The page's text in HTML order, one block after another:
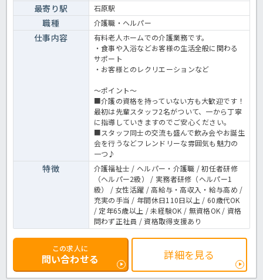
最寄り駅 石原駅
職種 介護職・ヘルパー
仕事内容
有料老人ホームでの介護業務です。
・食事や入浴などお客様の生活全般に関わる
サポート
・お客様とのレクリエーションなど
～ポイント～
■介護の資格を持っていない方も大歓迎です！
最初は先輩スタッフ2名がついて、一から丁寧
に指導していきますのでご安心ください。
■スタッフ同士の交流も盛んで飲み会やお誕生
会を行うなどフレンドリーな雰囲気も魅力の
一つ♪
特徴
介護福祉士 / ヘルパー・介護職 / 初任者研修
（ヘルパー2級） / 実務者研修（ヘルパー1
級） / 女性活躍 / 高給与・高収入・給与高め /
充実の手当 / 年間休日110日以上 / 60歳代OK
/ 定年65歳以上 / 未経験OK / 無資格OK / 資格
問わず正社員 / 資格取得支援あり
この求人に
問い合わせる 詳細を見る